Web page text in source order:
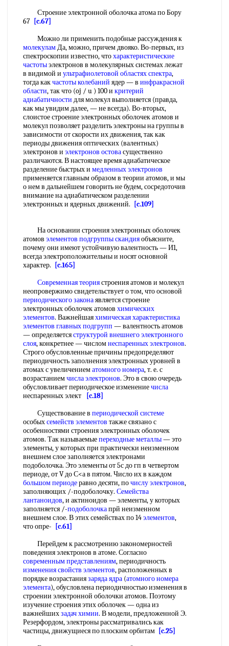
Строение электронной оболочка атома по Бору
67 [c.67]
Можно ли применить подобные рассуждения к
молекуламДа, можно, причем двояко. Во-первых, из
спектроскопии известно, чтохарактеристические
частотыэлектронов в молекулярных системах лежат
в видимой и ультрафиолетовой областях спектра,
тогда какчастоты колебаний ядер — в инфракрасной
области, так что (oj / u ) 100 и критерий
адиабатичности для молекул выполняется (правда,
как мы увидим далее, — не всегда). Во-вторых,
слоистое строение электронных оболочек атомов и
молекул позволяет разделить электроны на группы в
зависимости от скорости их движения, так как
периоды движения оптических (валентных)
электронов и электронов остовасущественно
различаются. В настоящее время адиабатическое
разделение быстрых и медленных электронов
применяется главным образом в теории атомов, и мы
о нем в дальнейшем говорить не будем, сосредоточив
внимание на адиабатическом разделении
электронных и ядерных движений.
[c.109]
На основании строения электронных оболочек
атомов элементов подгруппы скандияобъясните,
почему они имеют устойчивую валентность — И1,
всегда электроположительны и носят основной
характер.
[c.165]
Современная теориястроения атомов и молекул
неопровержимо свидетельствует о том, что основой
периодического законаявляется строение
электронных оболочек атомов химических
элементов. Важнейшаяхимическая характеристика
элементов главных подгрупп — валентность атомов
— определяетсяструктурой внешнего электронного
слоя, конкретнее — числомнеспаренных электронов.
Строго обусловленные причины предопределяют
периодичность заполнения электронных уровней в
атомах с увеличениематомного номера, т. е. с
возрастаниемчисла электронов. Это в свою очередь
обусловливает периодическое изменениечисла
неспаренных элект
[c.18]
Существование в периодической системе
особыхсемейств элементов также связано с
особенностями строения электронных оболочек
атомов. Так называемыепереходные металлы— это
элементы, у которых при практически неизменном
внешнем слое заполняется электронами
подоболочка. Это элементы от 5с до гп в четвертом
периоде, от V до С<а в пятом. Число их в каждом
большом периодеравно десяти, почислу электронов,
заполняющих /-подоболочку. Семейства
лантаноидов, и актиноидов — элементы, у которых
заполняется /-подоболочкапрй неизменном
внешнем слое. В этих семействах по 14элементов,
что опре-
[c.61]
Перейдем к рассмотрению закономерностей
поведения электронов в атоме. Согласно
современным представлениям, периодичность
изменения свойств элементов, расположенных в
порядке возрастаниязаряда ядра (атомного номера
элемента), обусловлена периодичностью изменения в
строении электронной оболочки атомов. Поэтому
изучение строения этих оболочек — одна из
важнейшихзадач химии. В модели, предложенной Э.
Резерфордом, электроны рассматривались как
частицы, движущиеся по плоским орбитам [c.25]